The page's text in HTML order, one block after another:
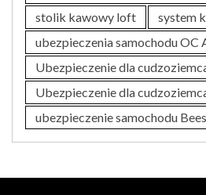
stolik kawowy loft
system
ubezpieczenia samochodu OC
Ubezpieczenie dla
Ubezpieczenie dla
ubezpieczenie samochodu